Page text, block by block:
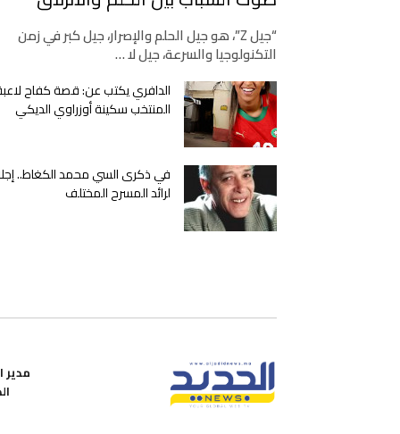
“جيل Z”، هو جيل الحلم والإصرار، جيل كبر في زمن
التكنولوجيا والسرعة، جيل لا …
الدافري يكتب عن: قصة كفاح
المنتخب سكينة أوزراوي الديكي
في ذكرى السي محمد الكغاط..
لرائد المسرح المختلف
مدير